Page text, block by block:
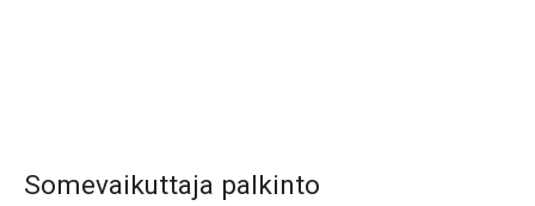
Somevaikuttaja palkinto